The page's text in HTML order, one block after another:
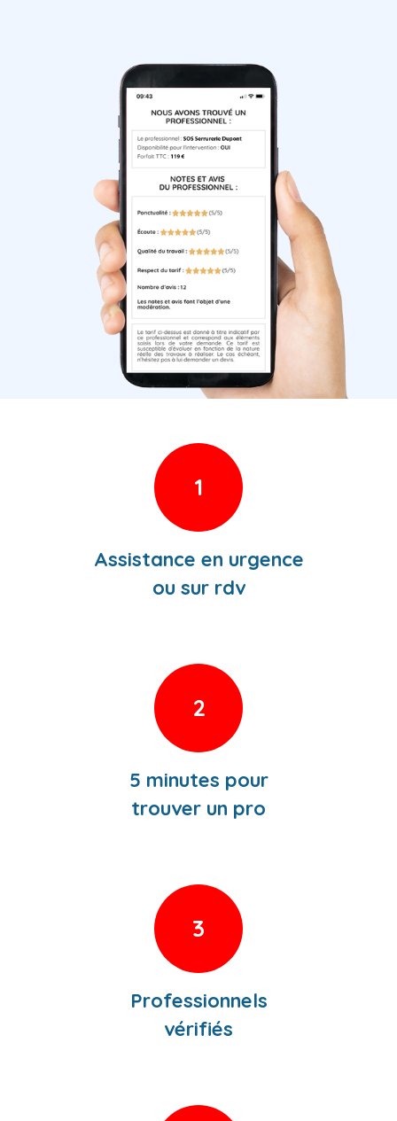
1
Assistance en urgence
ou sur rdv
2
5 minutes pour
trouver un pro
3
Professionnels
vérifiés